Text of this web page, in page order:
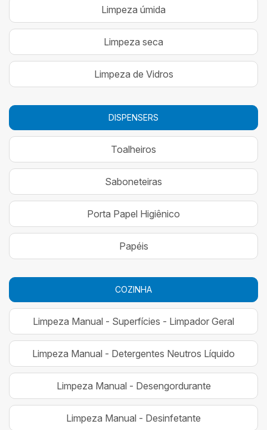
Limpeza úmida
Limpeza seca
Limpeza de Vidros
DISPENSERS
Toalheiros
Saboneteiras
Porta Papel Higiênico
Papéis
COZINHA
Limpeza Manual - Superfícies - Limpador Geral
Limpeza Manual - Detergentes Neutros Líquido
Limpeza Manual - Desengordurante
Limpeza Manual - Desinfetante